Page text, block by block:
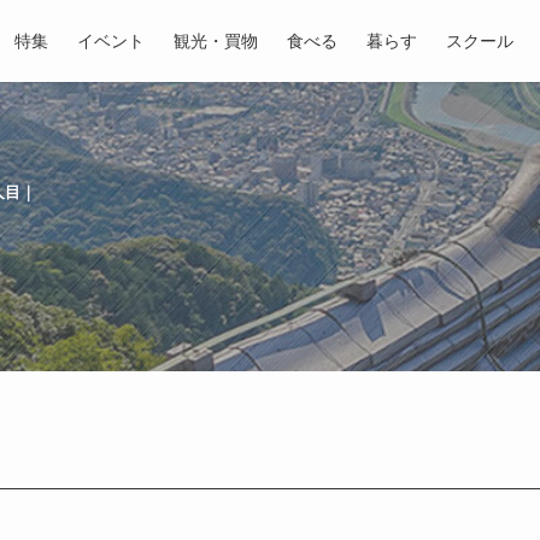
特集 イベント 観光・買物 食べる 暮らす スクール
目｜